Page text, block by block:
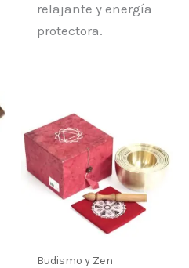
relajante y energía
protectora.
Budismo y Zen